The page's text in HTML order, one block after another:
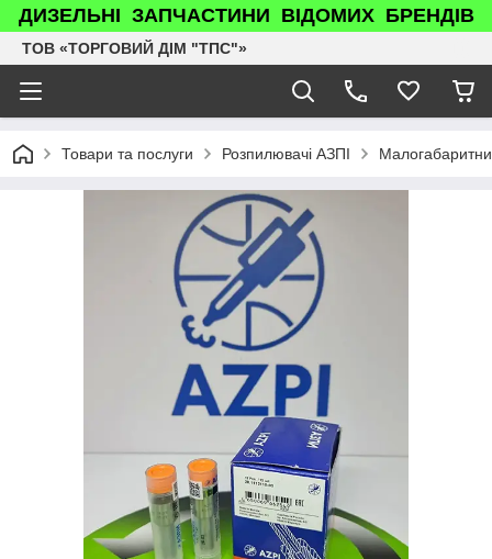
ДИЗЕЛЬНІ ЗАПЧАСТИНИ ВІДОМИХ БРЕНДІВ
ТОВ «ТОРГОВИЙ ДІМ "ТПС"»
Товари та послуги Розпилювачі АЗПІ